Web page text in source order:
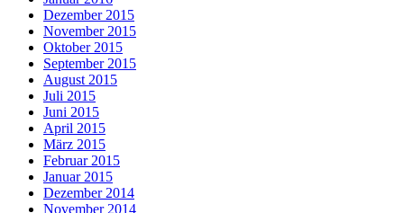
Dezember 2015
November 2015
Oktober 2015
September 2015
August 2015
Juli 2015
Juni 2015
April 2015
März 2015
Februar 2015
Januar 2015
Dezember 2014
November 2014